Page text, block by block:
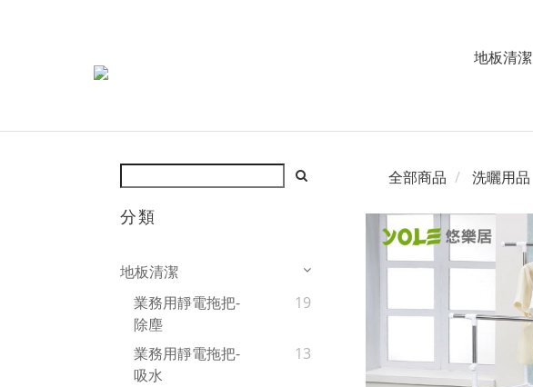
地板清潔
分類
地板清潔
業務用靜電拖把-
除塵
19
業務用靜電拖把-
吸水
13
全部商品 洗曬用品